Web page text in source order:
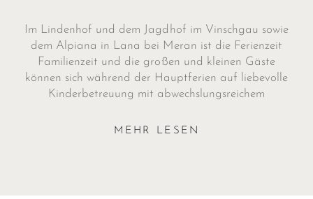
Im Lindenhof und dem Jagdhof im Vinschgau sowie
dem Alpiana in Lana bei Meran ist die Ferienzeit
Familienzeit und die großen und kleinen Gäste
können sich während der Hauptferien auf liebevolle
Kinderbetreuung mit abwechslungsreichem
Vinschgau und Lana erfreuen ihre kleinen Besucher
MEHR LESEN